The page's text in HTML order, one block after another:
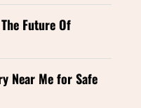
Future Of
Near Me for Safe